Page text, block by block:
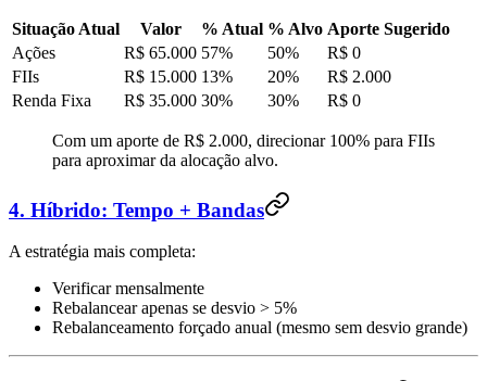
Situação Atual Valor % Atual % Alvo Aporte Sugerido
Ações
R$ 65.000 57% 50%
R$ 0
FIIs
R$ 15.000 13% 20%
R$ 2.000
Renda Fixa
R$ 35.000 30% 30% R$ 0
Com um aporte de R$ 2.000, direcionar 100% para FIIs
para aproximar da alocação alvo.
4. Híbrido: Tempo + Bandas
A estratégia mais completa:
Verificar mensalmente
Rebalancear apenas se desvio > 5%
Rebalanceamento forçado anual (mesmo sem desvio grande)